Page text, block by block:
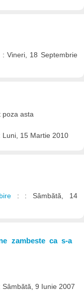
: Vineri, 18 Septembrie
poza asta
Luni, 15 Martie 2010
: : Sâmbătă, 14
zambeste ca s-a
Sâmbătă, 9 Iunie 2007